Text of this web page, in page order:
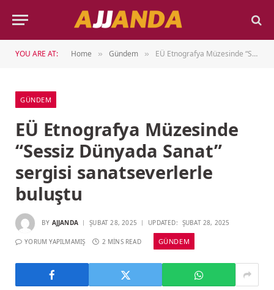
YOU ARE AT: Home » Gündem » EÜ Etnografya Müzesinde “Sessiz Dünyada Sanat” sergisi sanatseverlerle buluştu
GÜNDEM
EÜ Etnografya Müzesinde
“Sessiz Dünyada Sanat”
sergisi sanatseverlerle
buluştu
BY AJJANDA ŞUBAT 28, 2025 UPDATED: ŞUBAT 28, 2025
YORUM YAPILMAMIŞ 2 MINS READ GÜNDEM